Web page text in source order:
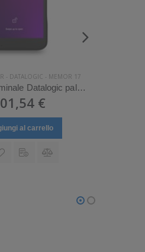
- DATALOGIC - MEMOR 17
944950020 - Terminale Datalogic palmare modello Memor 17
€
al carrello